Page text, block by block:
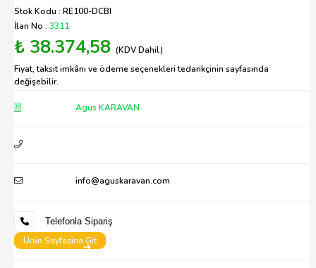
Stok Kodu : RE100-DCBI
İlan No : 3311
₺ 38.374,58 (KDV Dahil)
Fiyat, taksit imkânı ve ödeme seçenekleri tedarikçinin sayfasında
değişebilir.
Agus KARAVAN
info@aguskaravan.com
Telefonla Sipariş
Ürün Sayfasina Git